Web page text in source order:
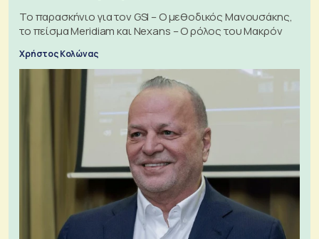
Το παρασκήνιο για τον GSI – Ο μεθοδικός Μανουσάκης,
το πείσμα Meridiam και Nexans – Ο ρόλος του Μακρόν
Χρήστος Κολώνας